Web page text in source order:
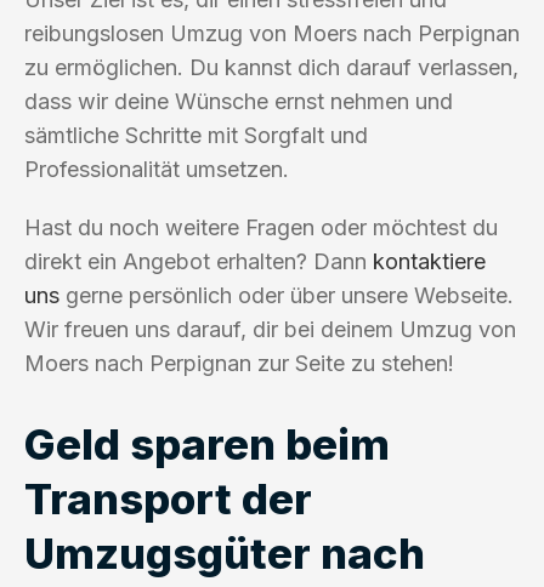
reibungslosen Umzug von Moers nach Perpignan
zu ermöglichen. Du kannst dich darauf verlassen,
dass wir deine Wünsche ernst nehmen und
sämtliche Schritte mit Sorgfalt und
Professionalität umsetzen.
Hast du noch weitere Fragen oder möchtest du
direkt ein Angebot erhalten? Dann kontaktiere
uns gerne persönlich oder über unsere Webseite.
Wir freuen uns darauf, dir bei deinem Umzug von
Moers nach Perpignan zur Seite zu stehen!
Geld sparen beim
Transport der
Umzugsgüter nach